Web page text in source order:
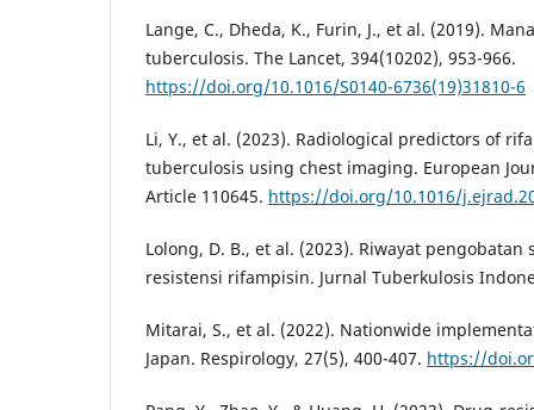
Lange, C., Dheda, K., Furin, J., et al. (2019).
tuberculosis. The Lancet, 394(10202), 953-966.
https://doi.org/10.1016/S0140-6736(19)31810-6
Li, Y., et al. (2023). Radiological predictors of
tuberculosis using chest imaging. European
Article 110645. https://doi.org/10.1016/
Lolong, D. B., et al. (2023). Riwayat
resistensi rifampisin. Jurnal Tuberkulosis
Mitarai, S., et al. (2022). Nationwide
Japan. Respirology, 27(5), 400-407. https://